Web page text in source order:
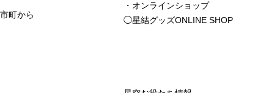
市町から
・オンラインショップ
◯星結グッズONLINE SHOP